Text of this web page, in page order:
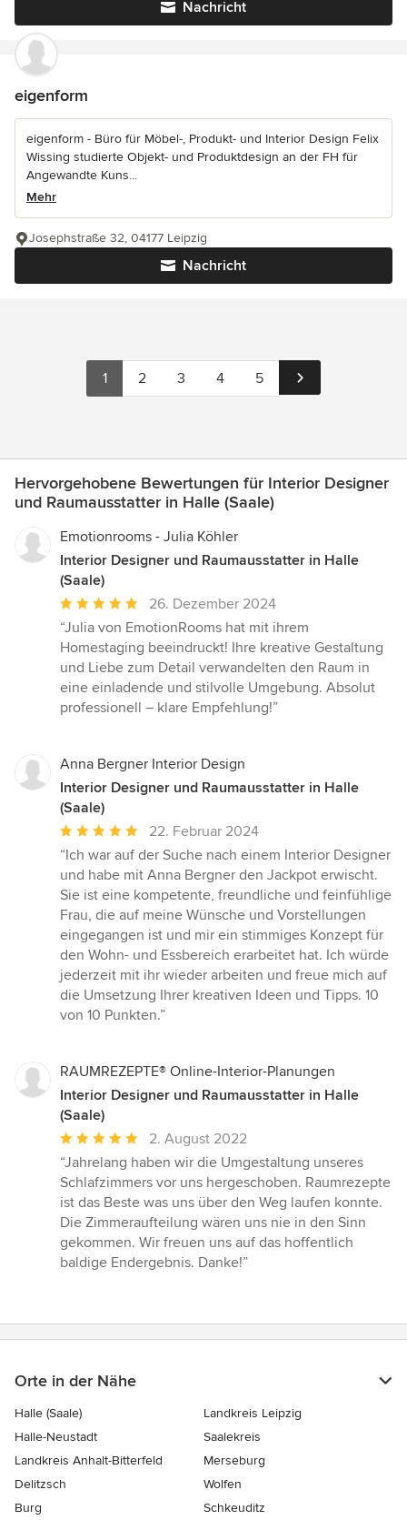
Nachricht
eigenform
eigenform - Büro für Möbel-, Produkt- und Interior Design Felix
Wissing studierte Objekt- und Produktdesign an der FH für
Angewandte Kuns...
Mehr
Nachricht
Josephstraße 32, 04177 Leipzig
1 2 3 4 5
Hervorgehobene Bewertungen für Interior Designer
und Raumausstatter in Halle (Saale)
Emotionrooms - Julia Köhler
Interior Designer und Raumausstatter in Halle
(Saale)
Durchschnittliche
Bewertung:
5
von
5
Sternen
26. Dezember 2024
“Julia von EmotionRooms hat mit ihrem
Homestaging beeindruckt! Ihre kreative Gestaltung
und Liebe zum Detail verwandelten den Raum in
eine einladende und stilvolle Umgebung. Absolut
professionell – klare Empfehlung!”
Anna Bergner Interior Design
Interior Designer und Raumausstatter in Halle
(Saale)
Durchschnittliche
Bewertung:
5
von
5
Sternen
22. Februar 2024
“Ich war auf der Suche nach einem Interior Designer
und habe mit Anna Bergner den Jackpot erwischt.
Sie ist eine kompetente, freundliche und feinfühlige
Frau, die auf meine Wünsche und Vorstellungen
eingegangen ist und mir ein stimmiges Konzept für
den Wohn- und Essbereich erarbeitet hat. Ich würde
jederzeit mit ihr wieder arbeiten und freue mich auf
die Umsetzung Ihrer kreativen Ideen und Tipps. 10
von 10 Punkten.”
RAUMREZEPTE® Online-Interior-Planungen
Interior Designer und Raumausstatter in Halle
(Saale)
Durchschnittliche
Bewertung:
5
von
5
Sternen
2. August 2022
“Jahrelang haben wir die Umgestaltung unseres
Schlafzimmers vor uns hergeschoben. Raumrezepte
ist das Beste was uns über den Weg laufen konnte.
Die Zimmeraufteilung wären uns nie in den Sinn
gekommen. Wir freuen uns auf das hoffentlich
baldige Endergebnis. Danke!”
Orte in der Nähe
Halle (Saale)
Landkreis Leipzig
Halle-Neustadt
Saalekreis
Landkreis Anhalt-Bitterfeld
Merseburg
Delitzsch
Wolfen
Burg
Schkeuditz